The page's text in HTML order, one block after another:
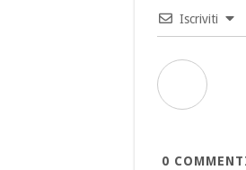
Iscriviti
0